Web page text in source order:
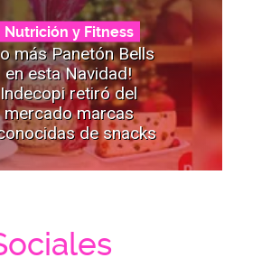
Nutrición y Fitness
más Panetón Bells
en esta Navidad!
Indecopi retiró del
mercado marcas
de snacks